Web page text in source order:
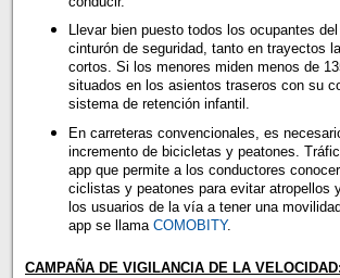
Llevar bien puesto todos los ocupantes
cinturón de seguridad, tanto en trayectos
cortos. Si los menores miden menos de
situados en los asientos traseros con su
sistema de retención infantil.
En carreteras convencionales, es
incremento de bicicletas y peatones.
app que permite a los conductores
ciclistas y peatones para evitar atropellos
los usuarios de la vía a tener una
app se llama COMOBITY.
CAMPAÑA DE VIGILANCIA DE LA VELOCIDAD: